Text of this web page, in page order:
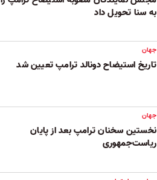
به سنا تحویل داد
جهان
تاریخ استیضاح دونالد ترامپ تعیین شد
جهان
نخستین سخنان ترامپ بعد از پایان
ریاست‌جمهوری